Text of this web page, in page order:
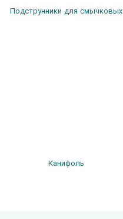
Подструнники для смычковых
Канифоль